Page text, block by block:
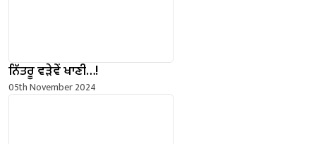
ਨਿੱਤਰੂ ਵੜੇਵੇਂ ਖਾਣੀ…!
05th November 2024